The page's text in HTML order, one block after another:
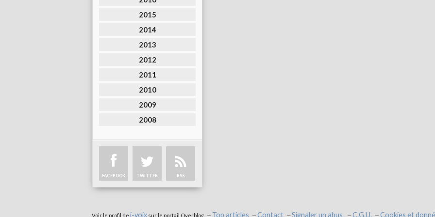
2015
2014
2013
2012
2011
2010
2009
2008
FACEBOOK TWITTER RSS
Voir le profil de i-voixsur le portail Overblog Top articles Contact Signaler un abus C.G.U. Cookies et